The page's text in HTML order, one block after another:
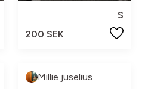
S
200 SEK
Millie juselius